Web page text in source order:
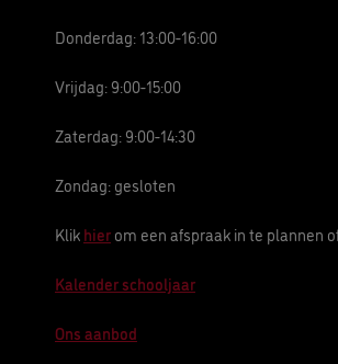
Donderdag: 13:00-16:00
Vrijdag: 9:00-15:00
Zaterdag: 9:00-14:30
Zondag: gesloten
Klikhierom een afspraak in te plannen
Kalender schooljaar
Ons aanbod